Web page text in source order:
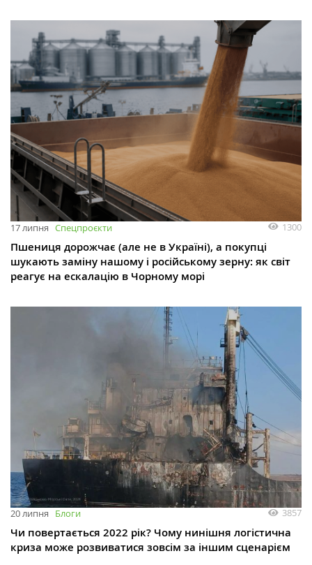
17 липня Спецпроєкти 1300
Пшениця дорожчає (але не в Україні), а покупці
шукають заміну нашому і російському зерну: як світ
реагує на ескалацію в Чорному морі
20 липня Блоги 3857
Чи повертається 2022 рік? Чому нинішня логістична
криза може розвиватися зовсім за іншим сценарієм